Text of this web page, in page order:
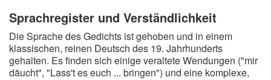
Sprachregister und Verständlichkeit
Die Sprache des Gedichts ist gehoben und in einem
klassischen, reinen Deutsch des 19. Jahrhunderts
gehalten. Es finden sich einige veraltete Wendungen ("mir
däucht", "Lass't es euch ... bringen") und eine komplexe,